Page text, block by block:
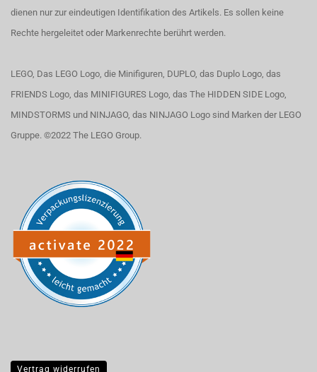
dienen nur zur eindeutigen Identifikation des Artikels. Es sollen keine
Rechte hergeleitet oder Markenrechte berührt werden.
LEGO, Das LEGO Logo, die Minifiguren, DUPLO, das Duplo Logo, das
FRIENDS Logo, das MINIFIGURES Logo, das The HIDDEN SIDE Logo,
MINDSTORMS und NINJAGO, das NINJAGO Logo sind Marken der LEGO
Gruppe. ©2022 The LEGO Group.
Vertrag widerrufen